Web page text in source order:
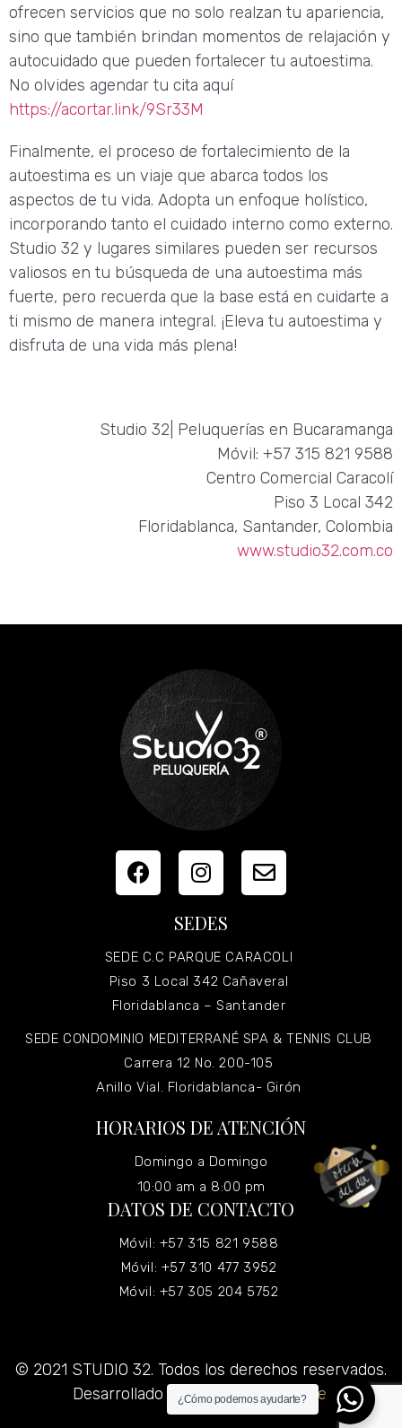
ofrecen servicios que no solo realzan tu apariencia,
sino que también brindan momentos de relajación y
autocuidado que pueden fortalecer tu autoestima.
No olvides agendar tu cita aquí
https://acortar.link/9Sr33M
Finalmente, el proceso de fortalecimiento de la
autoestima es un viaje que abarca todos los
aspectos de tu vida. Adopta un enfoque holístico,
incorporando tanto el cuidado interno como externo.
Studio 32 y lugares similares pueden ser recursos
valiosos en tu búsqueda de una autoestima más
fuerte, pero recuerda que la base está en cuidarte a
ti mismo de manera integral. ¡Eleva tu autoestima y
disfruta de una vida más plena!
Studio 32| Peluquerías en Bucaramanga
Móvil: +57 315 821 9588
Centro Comercial Caracolí
Piso 3 Local 342
Floridablanca, Santander, Colombia
www.studio32.com.co
SEDES
SEDE C.C PARQUE CARACOLI
Piso 3 Local 342 Cañaveral
Floridablanca – Santander
SEDE CONDOMINIO MEDITERRANÉ SPA & TENNIS CLUB
Carrera 12 No. 200-105
Anillo Vial. Floridablanca- Girón
HORARIOS DE ATENCIÓN
Domingo a Domingo
10:00 am a 8:00 pm
DATOS DE CONTACTO
Móvil: +57 315 821 9588
Móvil: +57 310 477 3952
Móvil: +57 305 204 5752
© 2021 STUDIO 32. Todos los derechos reservados.
Desarrollado porGrupo Virtualizate.
¿Cómo podemos ayudarte?